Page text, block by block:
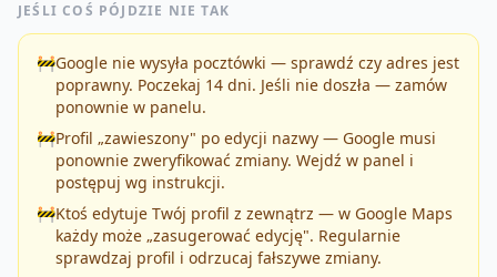
JEŚLI COŚ PÓJDZIE NIE TAK
🚧Google nie wysyła pocztówki — sprawdź czy adres jest
poprawny. Poczekaj 14 dni. Jeśli nie doszła — zamów
ponownie w panelu.
🚧Profil „zawieszony" po edycji nazwy — Google musi
ponownie zweryfikować zmiany. Wejdź w panel i
postępuj wg instrukcji.
🚧Ktoś edytuje Twój profil z zewnątrz — w Google Maps
każdy może „zasugerować edycję". Regularnie
sprawdzaj profil i odrzucaj fałszywe zmiany.